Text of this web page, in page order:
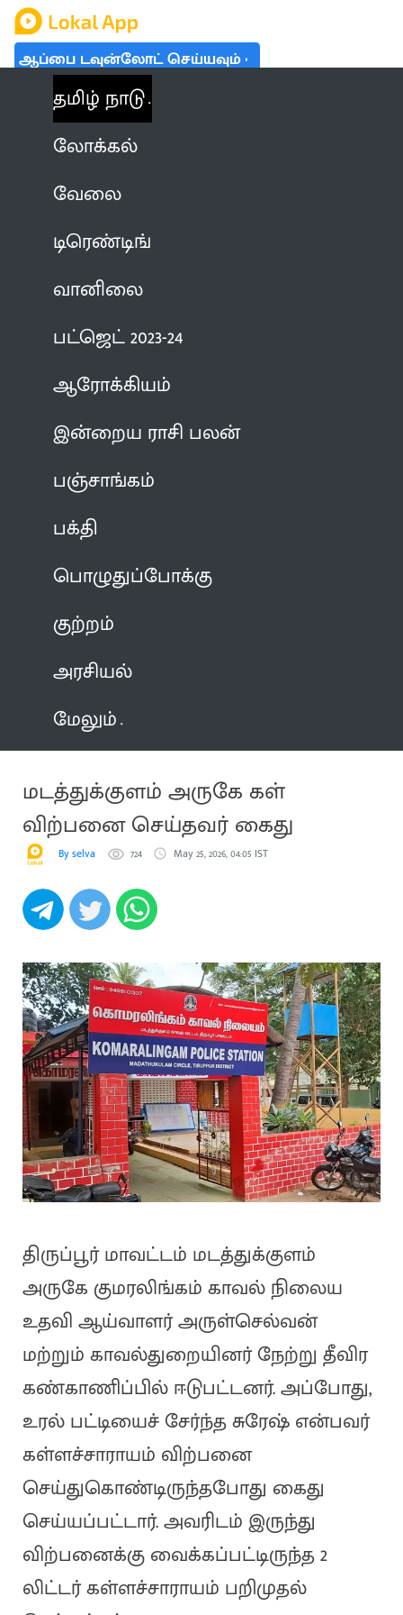
ஆப்பை டவுன்லோட் செய்யவும்
தமிழ் நாடு
லோக்கல்
வேலை
டிரெண்டிங்
வானிலை
பட்ஜெட் 2023-24
ஆரோக்கியம்
இன்றைய ராசி பலன்
பஞ்சாங்கம்
பக்தி
பொழுதுப்போக்கு
குற்றம்
அரசியல்
மேலும்
மடத்துக்குளம் அருகே கள்
விற்பனை செய்தவர் கைது
By selva 724 May 25, 2026, 04:05 IST
திருப்பூர் மாவட்டம் மடத்துக்குளம்
அருகே குமரலிங்கம் காவல் நிலைய
உதவி ஆய்வாளர் அருள்செல்வன்
மற்றும் காவல்துறையினர் நேற்று தீவிர
கண்காணிப்பில் ஈடுபட்டனர். அப்போது,
உரல் பட்டியைச் சேர்ந்த சுரேஷ் என்பவர்
கள்ளச்சாராயம் விற்பனை
செய்துகொண்டிருந்தபோது கைது
செய்யப்பட்டார். அவரிடம் இருந்து
விற்பனைக்கு வைக்கப்பட்டிருந்த 2
லிட்டர் கள்ளச்சாராயம் பறிமுதல்